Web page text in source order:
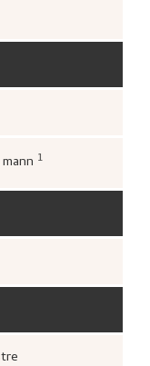
1
[s.n.], Bergen